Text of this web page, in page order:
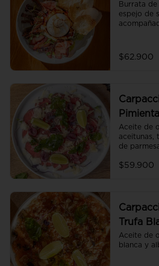
Burrata de
espejo de
pesto y
$62.900
Aceite de
aceitunas,
de
$59.900
Trufa
Aceite de
blanca y